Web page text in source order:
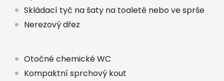
Skládací tyč na šaty na toaletě nebo ve sprše
Nerezový dřez
Otočné chemické WC
Kompaktní sprchový kout